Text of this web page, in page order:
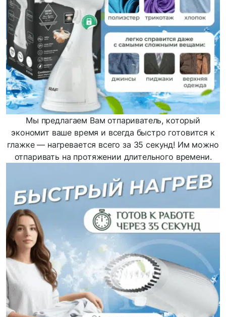
Мы предлагаем Вам отпариватель, который
экономит ваше время и всегда быстро готовится к
глажке — нагревается всего за 35 секунд! Им можно
отпаривать на протяжении длительного времени.